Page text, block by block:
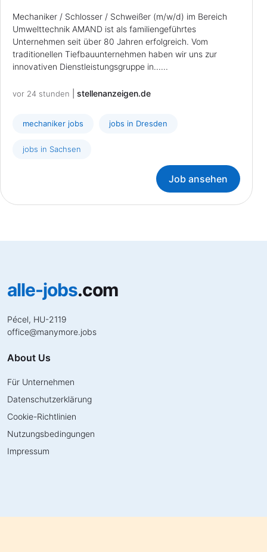
Mechaniker / Schlosser / Schweißer (m/w/d) im Bereich
Umwelttechnik AMAND ist als familiengeführtes
Unternehmen seit über 80 Jahren erfolgreich. Vom
traditionellen Tiefbauunternehmen haben wir uns zur
innovativen Dienstleistungsgruppe in......
vor 24 stunden stellenanzeigen.de
mechaniker jobs jobs in Dresden
jobs in Sachsen
Job ansehen
alle-jobs.com
Pécel, HU-2119
office@manymore.jobs
About Us
Für Unternehmen
Datenschutzerklärung
Cookie-Richtlinien
Nutzungsbedingungen
Impressum